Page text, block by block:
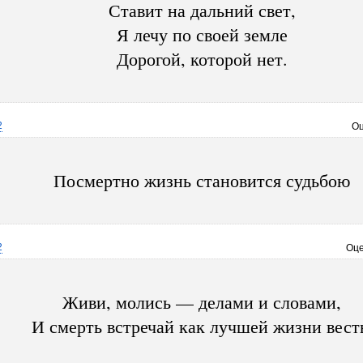
Ставит на дальний свет,
Я лечу по своей земле
Дорогой, которой нет.
Посмертно жизнь становится судьбою
Живи, молись — делами и словами,
И смерть встречай как лучшей жизни